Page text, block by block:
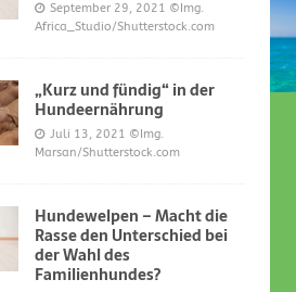
UND DAS
September 29, 2021 ©Img.
Africa_Studio/Shutterstock.com
„Kurz und fündig“ in der
Hundeernährung
Juli 13, 2021 ©Img.
Marsan/Shutterstock.com
Hundewelpen – Macht die
Rasse den Unterschied bei
der Wahl des
Familienhundes?